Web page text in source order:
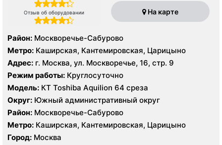
Отзыв об оборудовании На карте
Район: Москворечье-Сабурово
Метро: Каширская, Кантемировская, Царицыно
Адрес: г. Москва, ул. Москворечье, 16, стр. 9
Режим работы: Круглосуточно
Модель: КТ Toshiba Aquilion 64 среза
Округ: Южный административный округ
Район: Москворечье-Сабурово
Метро: Каширская, Кантемировская, Царицыно
Город: Москва